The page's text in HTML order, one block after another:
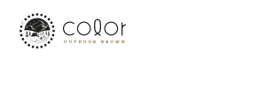
content